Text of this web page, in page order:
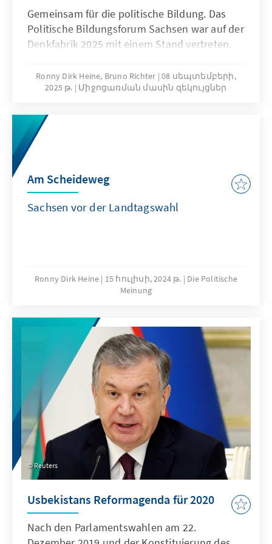
Gemeinsam für die politische Bildung. Das
Politische Bildungsforum Sachsen war auf der
Denkfabrik 2025 mit einem Stand vertreten.
Ronny Dirk Heine, Bruno Richter 08 սեպտեմբերի,
2025 թ.
Միջոցառման մասին զեկույցներ
Am Scheideweg
Sachsen vor der Landtagswahl
Ronny Dirk Heine 15 հուլիսի, 2024 թ.
Die Politische
Meinung
Reuters
Usbekistans Reformagenda für 2020
Nach den Parlamentswahlen am 22.